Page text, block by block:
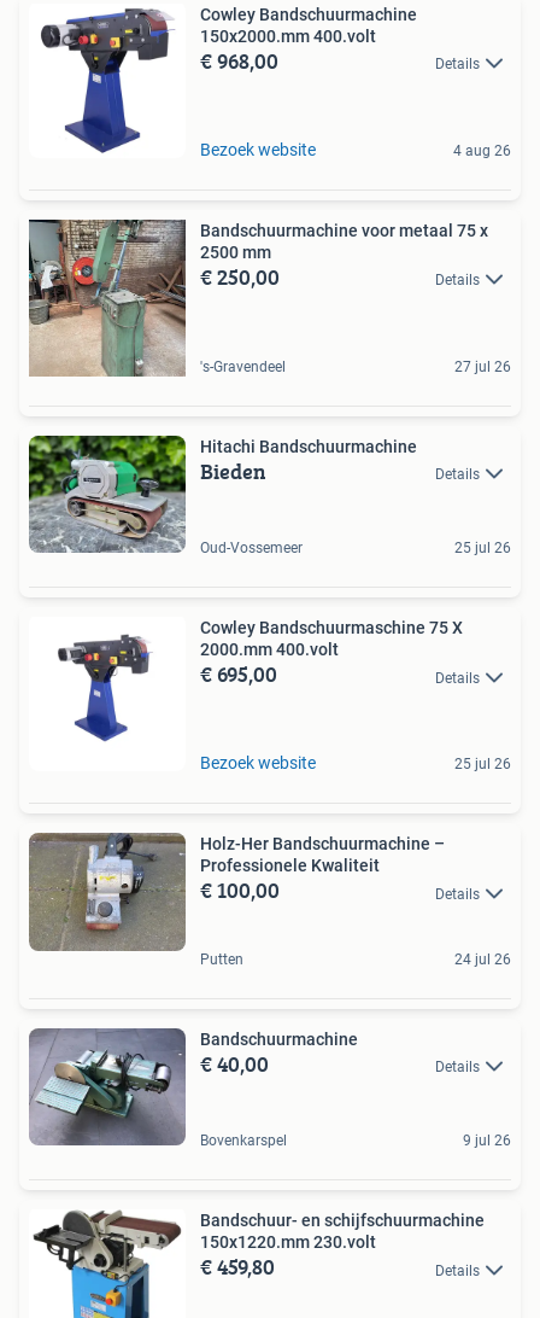
Cowley Bandschuurmachine
150x2000.mm 400.volt
€ 968,00 Details
Bezoek website 4 aug 26
Bandschuurmachine voor metaal 75 x
2500 mm
€ 250,00 Details
's-Gravendeel 27 jul 26
Hitachi Bandschuurmachine
Bieden Details
Oud-Vossemeer 25 jul 26
Cowley Bandschuurmaschine 75 X
2000.mm 400.volt
€ 695,00 Details
Bezoek website 25 jul 26
Holz-Her Bandschuurmachine –
Professionele Kwaliteit
€ 100,00 Details
Putten 24 jul 26
Bandschuurmachine
€ 40,00 Details
Bovenkarspel 9 jul 26
Bandschuur- en schijfschuurmachine
150x1220.mm 230.volt
€ 459,80 Details